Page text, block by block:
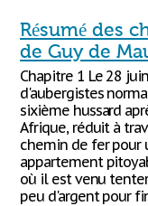
Résumé des
de Guy de
Chapitre 1 Le 28
d'aubergistes
sixième hussard
Afrique, réduit à
chemin de fer pour
appartement
où il est venu
peu d'argent pour